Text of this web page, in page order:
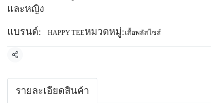
และหญิง
แบรนด์: HAPPY TEEหมวดหมู่: เสื้อพลัสไซส์
แชร์
รายละเอียดสินค้า